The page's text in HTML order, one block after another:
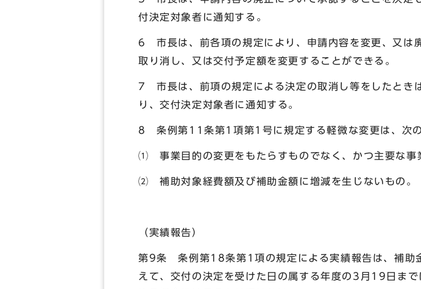
付決定対象者に通知する。
6 市長は、前各項の規定により、申請内容を変更、又は
取り消し、又は交付予定額を変更することができる。
7 市長は、前項の規定による決定の取消し等をしたとき
り、交付決定対象者に通知する。
8 条例第11条第1項第1号に規定する軽微な変更は、次の
⑴ 事業目的の変更をもたらすものでなく、かつ主要な事
⑵ 補助対象経費額及び補助金額に増減を生じないもの。
（実績報告）
第9条 条例第18条第1項の規定による実績報告は、補助
えて、交付の決定を受けた日の属する年度の3月19日ま